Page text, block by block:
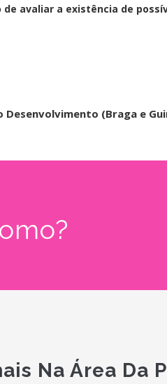
avaliar a existência de
Desenvolvimento (Braga e
Na Área Da